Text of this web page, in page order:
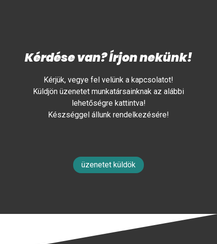
Kérdése van? Írjon nekünk!
Kérjük, vegye fel velünk a kapcsolatot!
Küldjön üzenetet munkatársainknak az alábbi
lehetőségre kattintva!
Készséggel állunk rendelkezésére!
üzenetet küldök